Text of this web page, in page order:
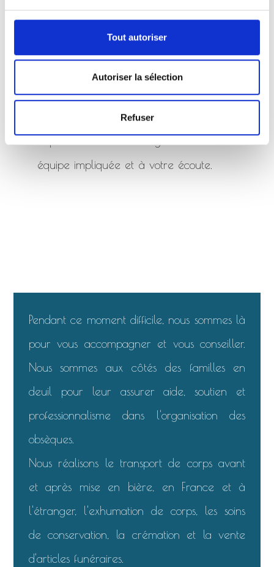
Tout autoriser
Autoriser la sélection
Refuser
Nos Services ...
vous accompagne pour organiser ou
prévoir des obsèques dans le
équipe impliquée et à votre écoute.
Pendant ce moment difficile, nous sommes là
pour vous accompagner et vous conseiller.
Nous sommes aux côtés des familles en
deuil pour leur assurer aide, soutien et
professionnalisme dans l'organisation des
obsèques.
Nous réalisons le transport de corps avant
et après mise en bière, en France et à
l'étranger, l'exhumation de corps, les soins
de conservation, la crémation et la vente
d'articles funéraires.